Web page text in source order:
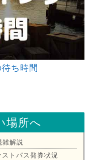
ち時間
場所へ
雑解説
トパス発券状況